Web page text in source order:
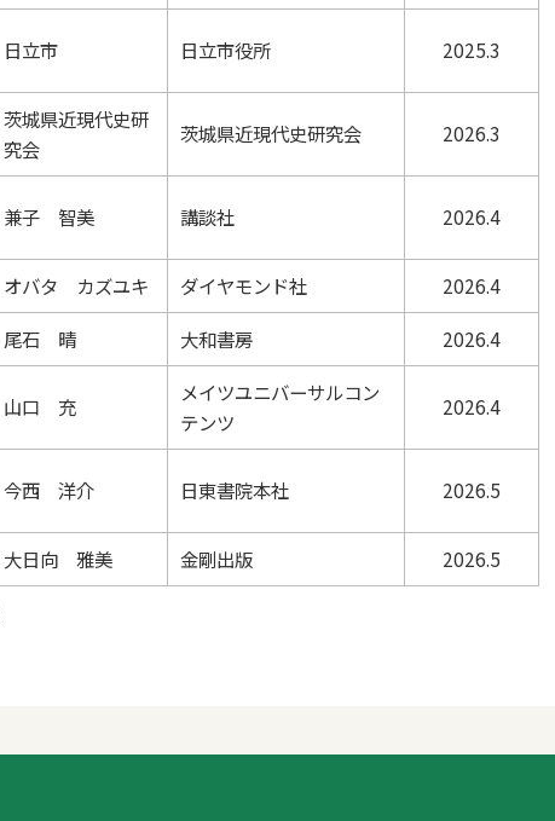
日立市 日立市役所 2025.3
茨城県近現代史研
究会
茨城県近現代史研究会 2026.3
兼子 智美 講談社 2026.4
オバタ カズユキ ダイヤモンド社
2026.4
尾石 晴 大和書房 2026.4
山口 充
メイツユニバーサルコン
テンツ
2026.4
今西 洋介 日東書院本社 2026.5
大日向 雅美 金剛出版 2026.5